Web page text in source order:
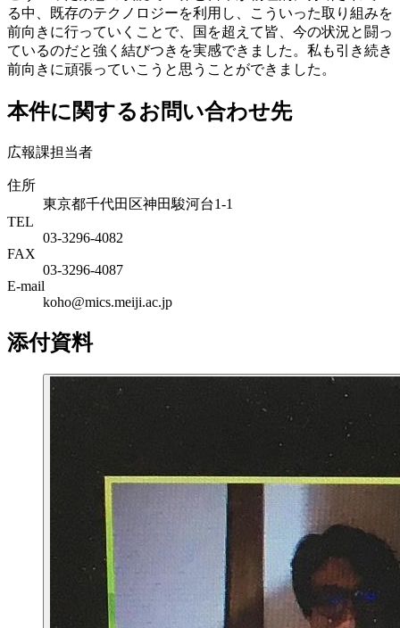
る中、既存のテクノロジーを利用し、こういった取り組みを
前向きに行っていくことで、国を超えて皆、今の状況と闘っ
ているのだと強く結びつきを実感できました。私も引き続き
前向きに頑張っていこうと思うことができました。
本件に関するお問い合わせ先
広報課担当者
住所
東京都千代田区神田駿河台1-1
TEL
03-3296-4082
FAX
03-3296-4087
E-mail
koho@mics.meiji.ac.jp
添付資料